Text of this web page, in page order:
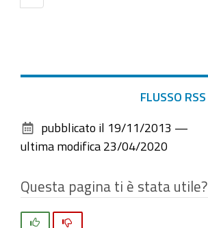
30
documento
FLUSSO RSS
pubblicato il 19/11/2013 —
ultima modifica 23/04/2020
Questa pagina ti è stata utile?